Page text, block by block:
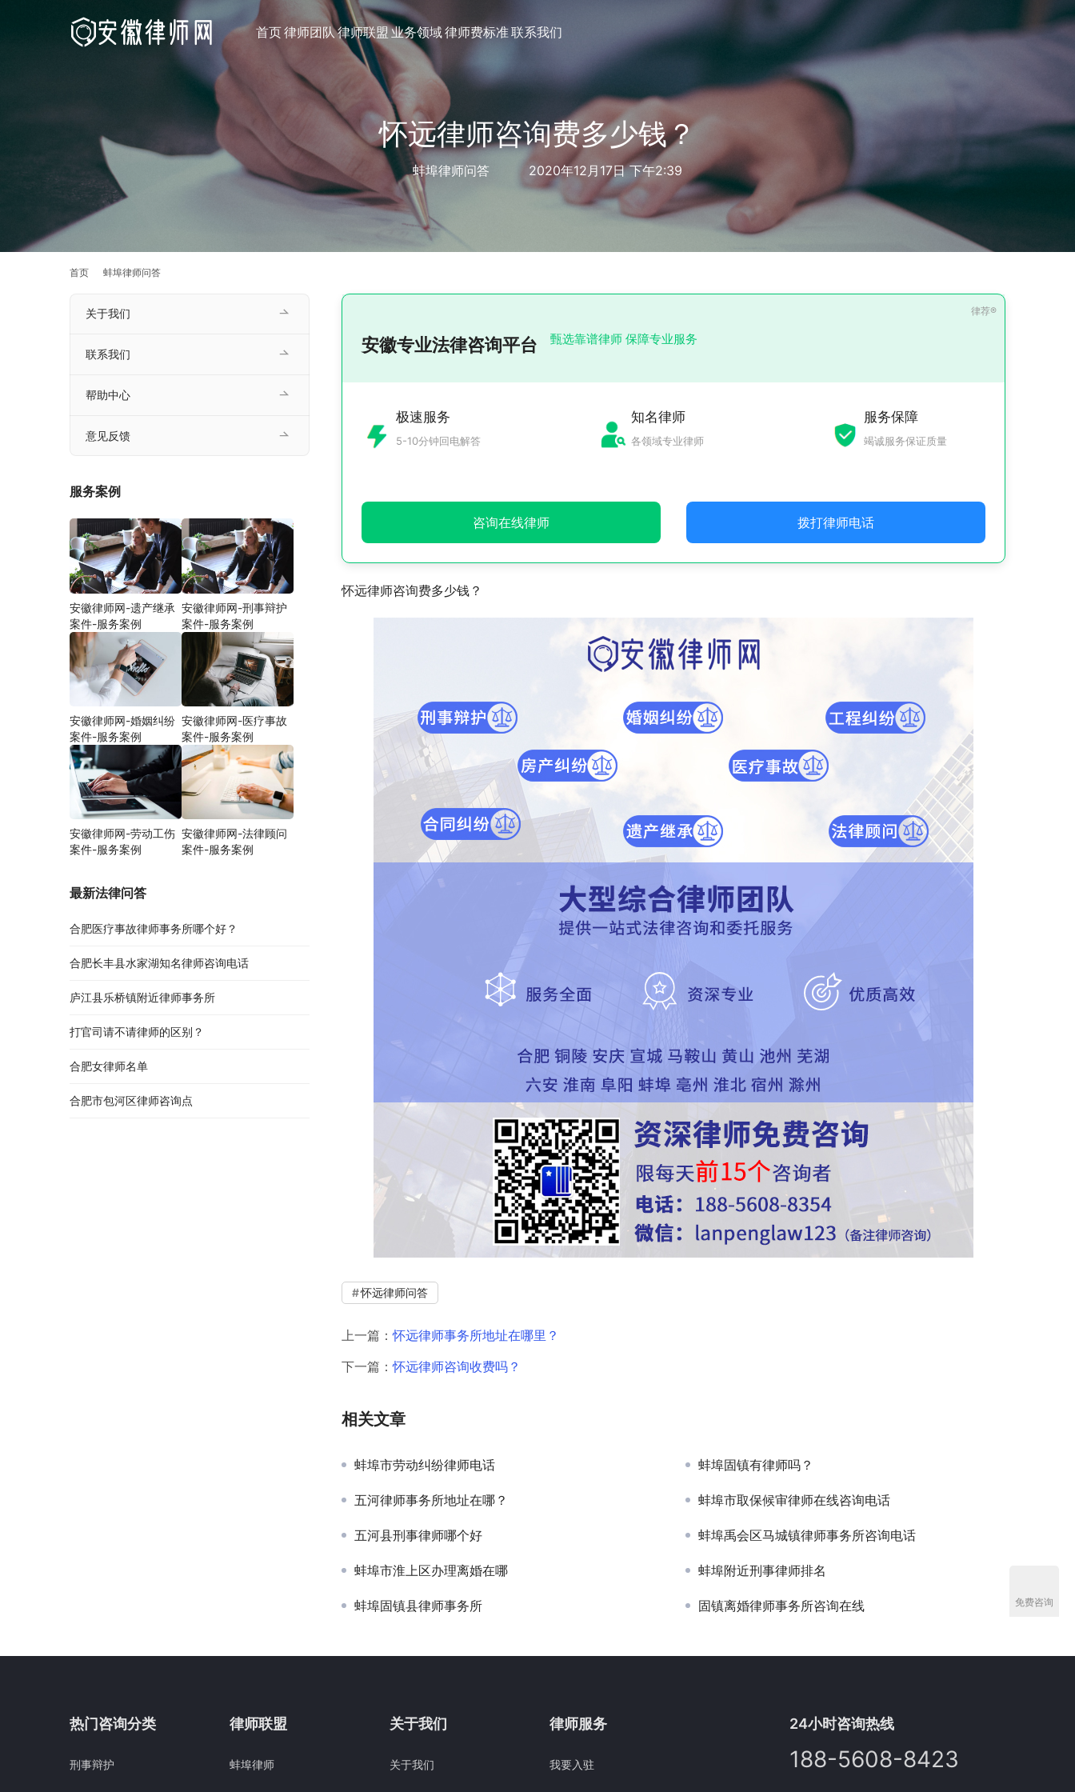
首页律师团队律师联盟业务领域律师费标准联系我们
怀远律师咨询费多少钱？
蚌埠律师问答 2020年12月17日 下午2:39
首页 蚌埠律师问答
安徽专业法律咨询平台 甄选靠谱律师 保障专业服务
极速服务
5-10分钟回电解答
知名律师
各领域专业律师
服务保障
竭诚服务保证质量
咨询在线律师 拨打律师电话
怀远律师咨询费多少钱？
怀远律师问答
上一篇：怀远律师事务所地址在哪里？
下一篇：怀远律师咨询收费吗？
相关文章
蚌埠市劳动纠纷律师电话 蚌埠固镇有律师吗？
五河律师事务所地址在哪？ 蚌埠市取保候审律师在线咨询电话
五河县刑事律师哪个好 蚌埠禹会区马城镇律师事务所咨询电话
蚌埠市淮上区办理离婚在哪 蚌埠附近刑事律师排名
蚌埠固镇县律师事务所 固镇离婚律师事务所咨询在线
关于我们
联系我们
帮助中心
意见反馈
服务案例
安徽律师网-遗产继承
案件-服务案例
安徽律师网-刑事辩护
案件-服务案例
安徽律师网-婚姻纠纷
案件-服务案例
安徽律师网-医疗事故
案件-服务案例
安徽律师网-劳动工伤
案件-服务案例
安徽律师网-法律顾问
案件-服务案例
最新法律问答
合肥医疗事故律师事务所哪个好？
合肥长丰县水家湖知名律师咨询电话
庐江县乐桥镇附近律师事务所
打官司请不请律师的区别？
合肥女律师名单
合肥市包河区律师咨询点
热门咨询分类
刑事辩护
律师联盟
蚌埠律师
关于我们
关于我们
律师服务
我要入驻
24小时咨询热线
188-5608-8423
免费咨询